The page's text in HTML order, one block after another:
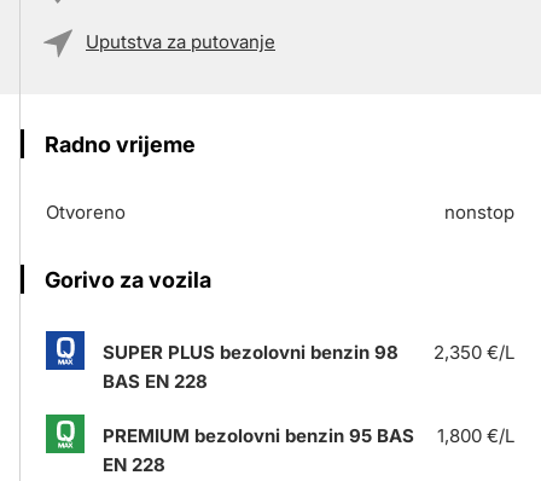
Uputstva za putovanje
Radno vrijeme
Otvoreno nonstop
Gorivo za vozila
SUPER PLUS bezolovni benzin 98
BAS EN 228
2,350 €/L
PREMIUM bezolovni benzin 95 BAS
EN 228
1,800 €/L